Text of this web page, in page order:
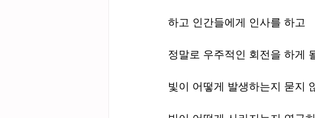
하고 인간들에게 인사를 하고
정말로 우주적인 회전을 하게
빛이 어떻게 발생하는지 묻지